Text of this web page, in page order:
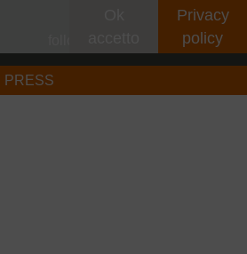
Privacy
policy
PRESS